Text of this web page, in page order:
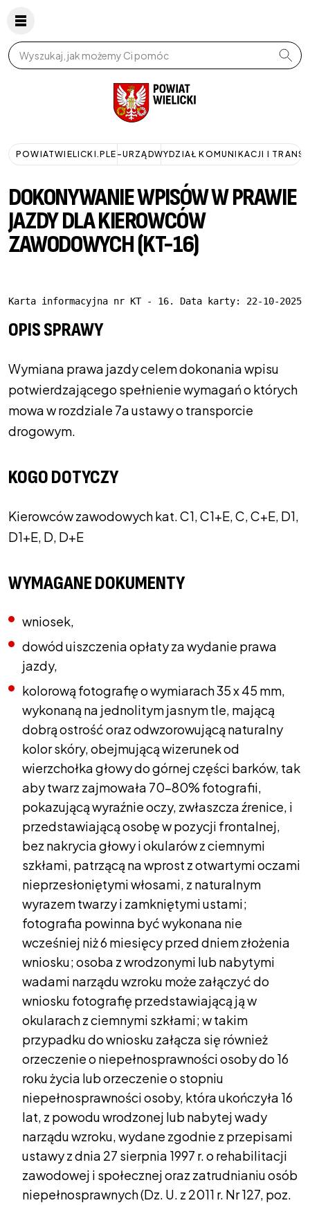
Wpisz szukaną frazę
POWIATWIELICKI.PLE-URZĄDWYDZIAŁ KOMUNIKACJI I
DOKONYWANIE WPISÓW W PRAWIE
JAZDY DLA KIEROWCÓW
ZAWODOWYCH (KT-16)
Karta informacyjna nr KT - 16. Data karty: 22-10-2025.
OPIS SPRAWY
Wymiana prawa jazdy celem dokonania wpisu
potwierdzającego spełnienie wymagań o których
mowa w rozdziale 7a ustawy o transporcie
drogowym.
KOGO DOTYCZY
Kierowców zawodowych kat. C1, C1+E, C, C+E, D1,
D1+E, D, D+E
WYMAGANE DOKUMENTY
wniosek,
dowód uiszczenia opłaty za wydanie prawa
jazdy,
kolorową fotografię o wymiarach 35 x 45 mm,
wykonaną na jednolitym jasnym tle, mającą
dobrą ostrość oraz odwzorowującą naturalny
kolor skóry, obejmującą wizerunek od
wierzchołka głowy do górnej części barków, tak
aby twarz zajmowała 70-80% fotografii,
pokazującą wyraźnie oczy, zwłaszcza źrenice, i
przedstawiającą osobę w pozycji frontalnej,
bez nakrycia głowy i okularów z ciemnymi
szkłami, patrzącą na wprost z otwartymi oczami
nieprzesłoniętymi włosami, z naturalnym
wyrazem twarzy i zamkniętymi ustami;
fotografia powinna być wykonana nie
wcześniej niż 6 miesięcy przed dniem złożenia
wniosku; osoba z wrodzonymi lub nabytymi
wadami narządu wzroku może załączyć do
wniosku fotografię przedstawiającą ją w
okularach z ciemnymi szkłami; w takim
przypadku do wniosku załącza się również
orzeczenie o niepełnosprawności osoby do 16
roku życia lub orzeczenie o stopniu
niepełnosprawności osoby, która ukończyła 16
lat, z powodu wrodzonej lub nabytej wady
narządu wzroku, wydane zgodnie z przepisami
ustawy z dnia 27 sierpnia 1997 r. o rehabilitacji
zawodowej i społecznej oraz zatrudnianiu osób
niepełnosprawnych (Dz. U. z 2011 r. Nr 127, poz.